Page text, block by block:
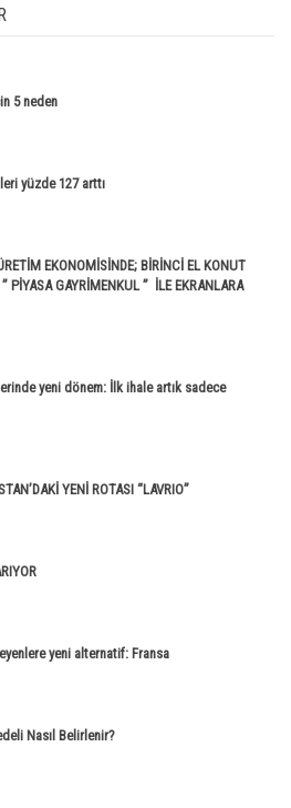
5 neden
yüzde 127 arttı
EKONOMİSİNDE; BİRİNCİ EL KONUT
PİYASA GAYRİMENKUL ” İLE EKRANLARA
yeni dönem: İlk ihale artık sadece
YENİ ROTASI “LAVRIO”
yeni alternatif: Fransa
Nasıl Belirlenir?